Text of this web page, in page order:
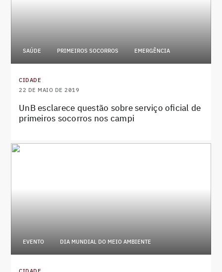
SAÚDE PRIMEIROS SOCORROS EMERGÊNCIA
CIDADE
22 DE MAIO DE 2019
UnB esclarece questão sobre serviço oficial de
primeiros socorros nos campi
EVENTO DIA MUNDIAL DO MEIO AMBIENTE